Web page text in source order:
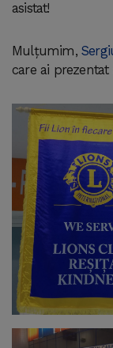
asistat!
Mulțumim,
care ai prezentat